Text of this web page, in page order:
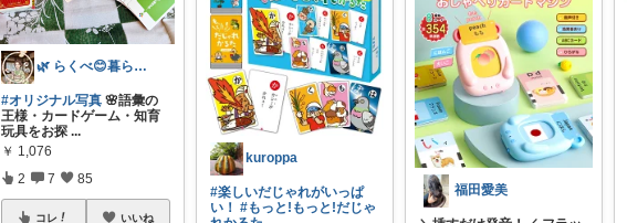
🌿 らくべ😊暮らしの知恵といいもの
#オリジナル写真 🌸語彙の
王様・カードゲーム・知育
玩具をお探 ...
￥ 1,076
2 7 85
コレ いいね
kuroppa
#楽しいだじゃれがいっぱ
い！ #もっと!もっと!だじゃ
福田愛美